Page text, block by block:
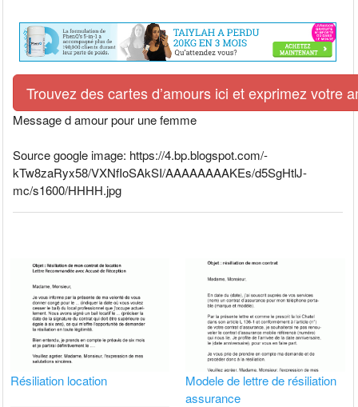
Trouvez des cartes d’amours ici et exprimez votre
Message d amour pour une femme
Source google image: https://4.bp.blogspot.com/-
kTw8zaRyx58/VXNfIoSAkSI/AAAAAAAAKEs/d5SgHtlJ-
mc/s1600/HHHH.jpg
Résiliation location
Modele de lettre de résiliation
assurance